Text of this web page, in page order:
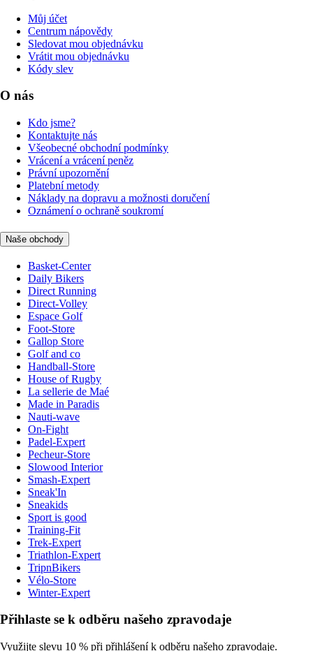
Můj účet
Centrum nápovědy
Sledovat mou objednávku
Vrátit mou objednávku
Kódy slev
O nás
Kdo jsme?
Kontaktujte nás
Všeobecné obchodní podmínky
Vrácení a vrácení peněz
Právní upozornění
Platební metody
Náklady na dopravu a možnosti doručení
Oznámení o ochraně soukromí
Naše obchody
Basket-Center
Daily Bikers
Direct Running
Direct-Volley
Espace Golf
Foot-Store
Gallop Store
Golf and co
Handball-Store
House of Rugby
La sellerie de Maé
Made in Paradis
Nauti-wave
On-Fight
Padel-Expert
Pecheur-Store
Slowood Interior
Smash-Expert
Sneak'In
Sneakids
Sport is good
Training-Fit
Trek-Expert
Triathlon-Expert
TripnBikers
Vélo-Store
Winter-Expert
Přihlaste se k odběru našeho zpravodaje
Využijte slevu 10 % při přihlášení k odběru našeho zpravodaje.